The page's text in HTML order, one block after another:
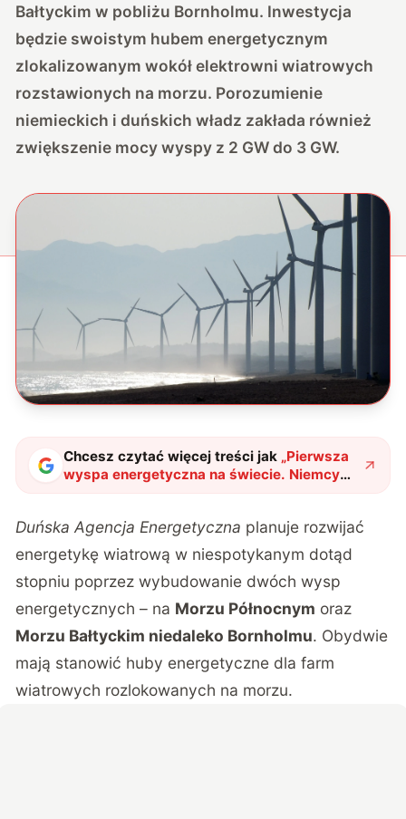
Bałtyckim w pobliżu Bornholmu. Inwestycja
będzie swoistym hubem energetycznym
zlokalizowanym wokół elektrowni wiatrowych
rozstawionych na morzu. Porozumienie
niemieckich i duńskich władz zakłada również
zwiększenie mocy wyspy z 2 GW do 3 GW.
Chcesz czytać więcej treści jak „Pierwsza
wyspa energetyczna na świecie. Niemcy
dołączają do duńskiej inwestycji, a
Duńska Agencja Energetyczna planuje rozwijać
energetykę wiatrową w niespotykanym dotąd
stopniu poprzez wybudowanie dwóch wysp
energetycznych – na Morzu Północnym oraz
Morzu Bałtyckim niedaleko Bornholmu. Obydwie
mają stanowić huby energetyczne dla farm
wiatrowych rozlokowanych na morzu.